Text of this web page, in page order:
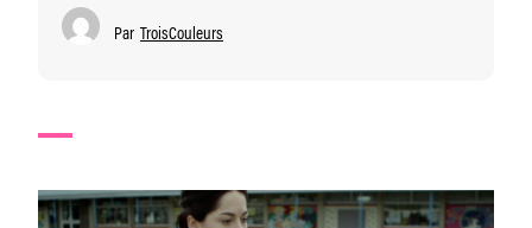
Par TroisCouleurs